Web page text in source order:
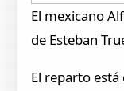
El mexicano
de Esteban
El reparto